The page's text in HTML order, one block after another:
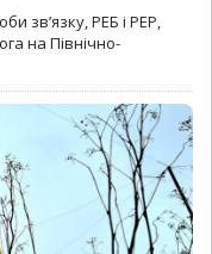
зв’язку, РЕБ і РЕР,
на Північно-